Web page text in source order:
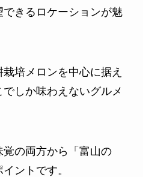
きるロケーションが魅
培メロンを中心に据え
しか味わえないグルメ
の両方から「富山の
ントです。